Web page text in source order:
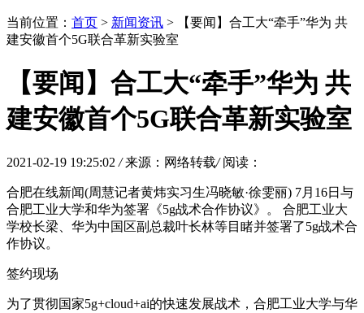
当前位置： 首页 > 新闻资讯 > 【要闻】合工大“牵手”华为 共
建安徽首个5G联合革新实验室
【要闻】合工大“牵手”华为 共
建安徽首个5G联合革新实验室
2021-02-19 19:25:02/ 来源：网络转载/ 阅读：
合肥在线新闻(周慧记者黄炜实习生冯晓敏·徐雯丽) 7月16日与
合肥工业大学和华为签署《5g战术合作协议》。 合肥工业大
学校长梁、华为中国区副总裁叶长林等目睹并签署了5g战术合
作协议。
签约现场
为了贯彻国家5g+cloud+ai的快速发展战术，合肥工业大学与华